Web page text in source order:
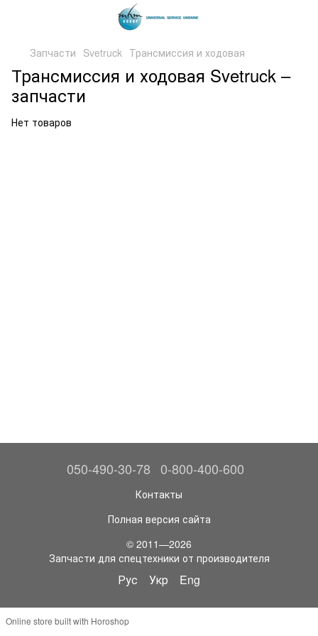
Запчасти Svetruck Трансмиссия и ходовая
Трансмиссия и ходовая Svetruck –
запчасти
Нет товаров
050-490-30-78 0-800-400-600
Контакты
Полная версия сайта
© 2011—2026
Запчасти для спецтехники от производителя
Рус Укр Eng
Online store built with Horoshop